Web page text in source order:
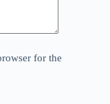
for the